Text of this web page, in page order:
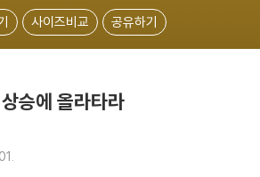
사이즈비교 공유하기
승에 올라타라